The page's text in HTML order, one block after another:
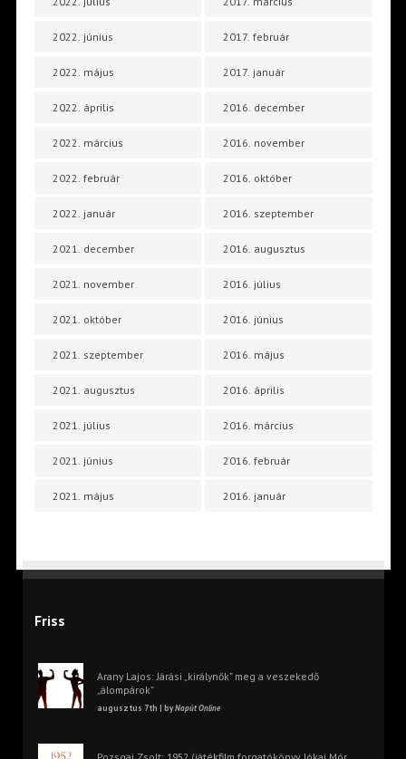
2022. június
2022. május
2022. április
2022. március
2022. február
2022. január
2021. december
2021. november
2021. október
2021. szeptember
2021. augusztus
2021. július
2021. június
2021. május
2017. február
2017. január
2016. december
2016. november
2016. október
2016. szeptember
2016. augusztus
2016. július
2016. június
2016. május
2016. április
2016. március
2016. február
2016. január
Friss
Arany Lajos: Járási „királynők” meg a veszekedő
„álompárok”
augusztus 7th | byNapút Online